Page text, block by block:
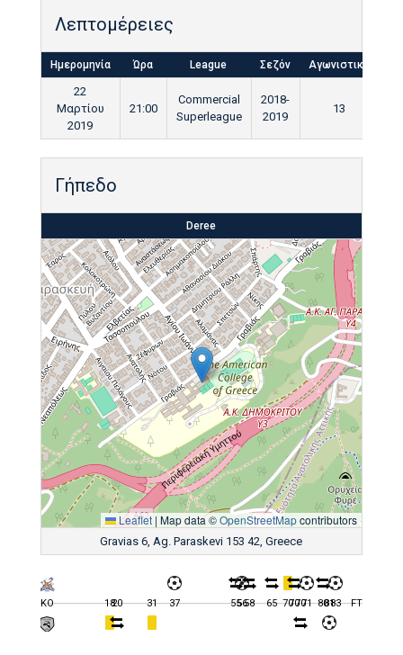
Λεπτομέρειες
Ημερομηνία Ώρα League Σεζόν Αγωνιστική
22
Μαρτίου
2019
21:00
Commercial
Superleague
2018-
2019
13
Γήπεδο
Deree
Leaflet | Map data ©OpenStreetMapcontributors
Gravias 6, Ag. Paraskevi 153 42, Greece
KO 1820 31 37 555658 65 70707071 808183 FT